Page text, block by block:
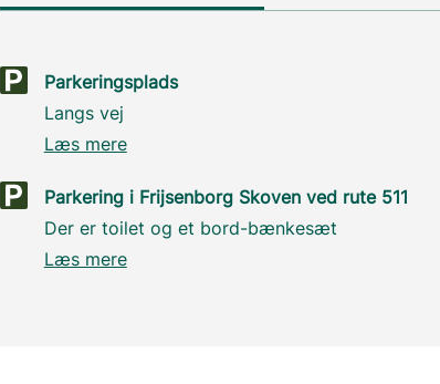
Parkeringsplads
Langs vej
Læs mere
Parkering i Frijsenborg Skoven ved rute 511
Der er toilet og et bord-bænkesæt
Læs mere